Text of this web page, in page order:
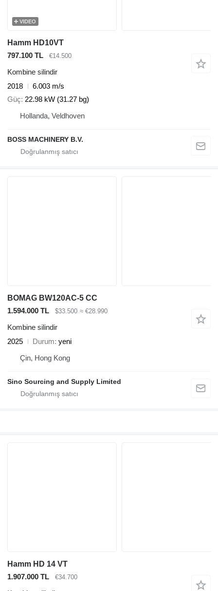
VIDEO
Hamm HD10VT
797.100 TL
€14.500
Kombine silindir
2018
6.003 m/s
Güç 22.98 kW (31.27 bg)
Hollanda, Veldhoven
BOSS MACHINERY B.V.
BOMAG BW120AC-5 CC
1.594.000 TL
$33.500 ≈ €28.990
Kombine silindir
2025
Durum yeni
Çin, Hong Kong
Sino Sourcing and Supply Limited
Hamm HD 14 VT
1.907.000 TL
€34.700